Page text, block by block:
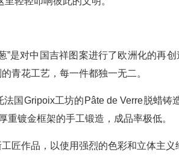
”是对中国吉祥图案进行了欧洲化的再创
青花工艺，每一件都独一无二。
国Gripoix工坊的Pâte de Verre脱蜡铸
重镀金框架的手工锻造，成品率极低。
匠作品，以使用强烈的色彩和立体主义